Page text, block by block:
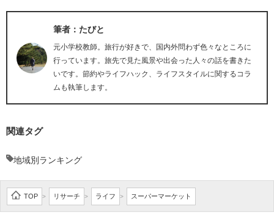
筆者：たびと
元小学校教師。旅行が好きで、国内外問わず色々なところに
行っています。旅先で見た風景や出会った人々の話を書きた
いです。節約やライフハック、ライフスタイルに関するコラ
ムも執筆します。
関連タグ
地域別ランキング
TOP > リサーチ > ライフ > スーパーマーケット